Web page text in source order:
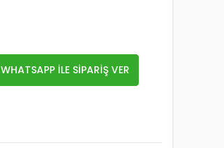
WHATSAPP İLE SİPARİŞ VER